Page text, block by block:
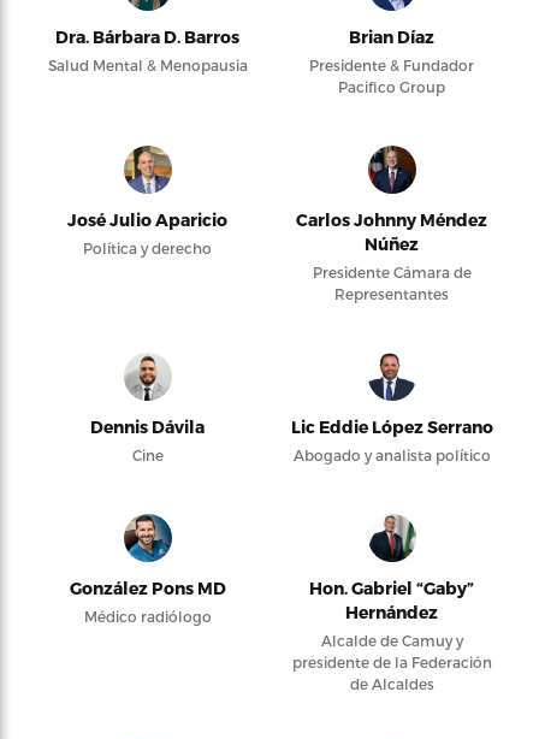
Dra. Bárbara D. Barros
Salud Mental & Menopausia
Brian Díaz
Presidente & Fundador
Pacifico Group
José Julio Aparicio
Política y derecho
Carlos Johnny Méndez
Núñez
Presidente Cámara de
Representantes
Dennis Dávila
Cine
Lic Eddie López Serrano
Abogado y analista político
González Pons MD
Médico radiólogo
Hon. Gabriel “Gaby”
Hernández
Alcalde de Camuy y
presidente de la Federación
de Alcaldes